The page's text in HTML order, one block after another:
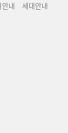
안내
세대안내